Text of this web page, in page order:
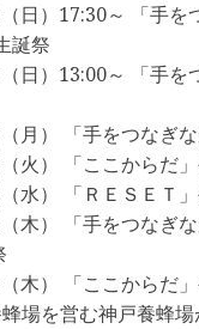
日）17:30～ 「手を
誕祭
日）13:00～ 「手を
月） 「手をつなぎ
火） 「ここからだ
水） 「ＲＥＳＥＴ
木） 「手をつなぎ
木） 「ここからだ
場を営む神戸養蜂